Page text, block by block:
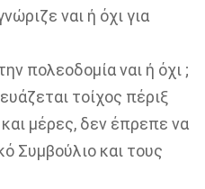
ναι ή όχι για
πολεοδομία ναι ή όχι ;
τοίχος πέριξ
μέρες, δεν έπρεπε να
Συμβούλιο και τους